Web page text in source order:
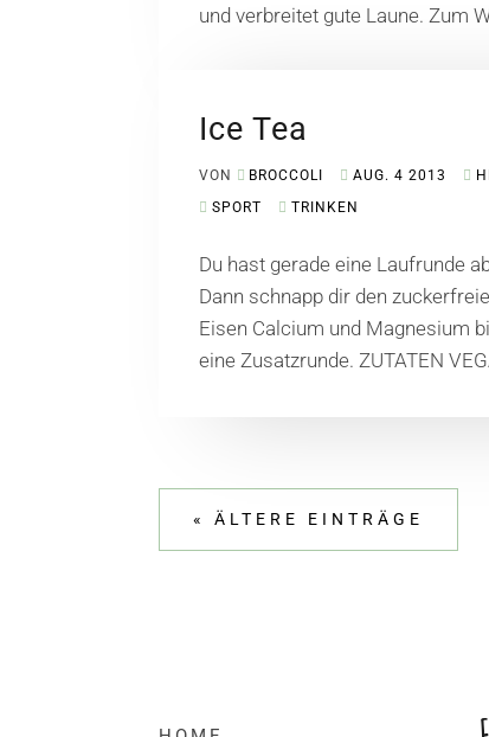
und verbreitet gute Laune. Zum
Ice Tea
VON BROCCOLI AUG. 4 2013
SPORT
TRINKEN
Du hast gerade eine Laufrunde
Dann schnapp dir den
Eisen Calcium und Magnesium
eine Zusatzrunde. ZUTATEN
« ÄLTERE EINTRÄGE